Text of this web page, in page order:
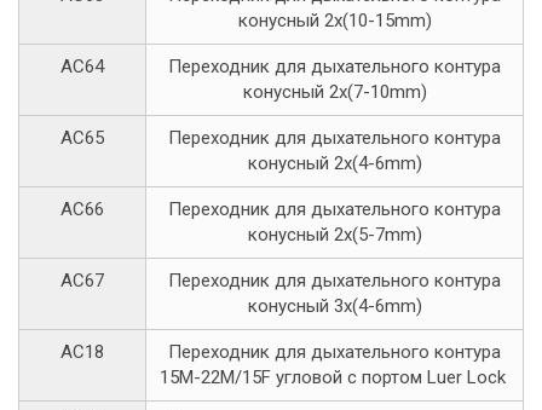
конусный 2x(10-15mm)
AC64
Переходник для дыхательного контура
конусный 2x(7-10mm)
AC65
Переходник для дыхательного контура
конусный 2x(4-6mm)
AC66
Переходник для дыхательного контура
конусный 2x(5-7mm)
AC67
Переходник для дыхательного контура
конусный 3x(4-6mm)
AC18
Переходник для дыхательного контура
15М-22M/15F угловой с портом Luer Lock